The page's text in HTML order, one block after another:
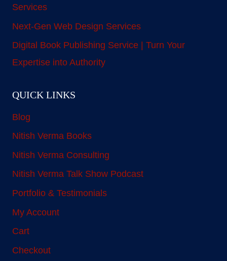
Services
Next-Gen Web Design Services
Digital Book Publishing Service | Turn Your
Expertise into Authority
QUICK LINKS
Blog
Nitish Verma Books
Nitish Verma Consulting
Nitish Verma Talk Show Podcast
Portfolio & Testimonials
My Account
Cart
Checkout